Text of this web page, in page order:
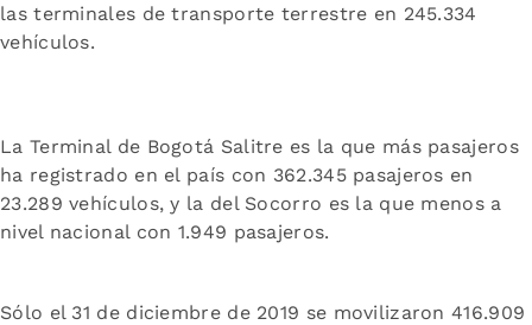
las terminales de transporte terrestre en 245.334
vehículos.
La Terminal de Bogotá Salitre es la que más pasajeros
ha registrado en el país con 362.345 pasajeros en
23.289 vehículos, y la del Socorro es la que menos a
nivel nacional con 1.949 pasajeros.
Sólo el 31 de diciembre de 2019 se movilizaron 416.909